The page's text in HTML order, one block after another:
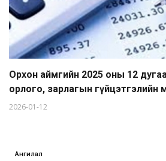
Орхон аймгийн 2025 оны 12
орлого, зарлагын гүйцэтгэлийн
2026-01-12
Ангилал